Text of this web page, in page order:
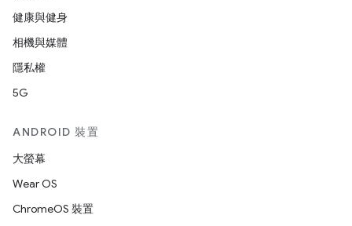
健康與健身
相機與媒體
隱私權
5G
ANDROID 裝置
大螢幕
Wear OS
ChromeOS 裝置